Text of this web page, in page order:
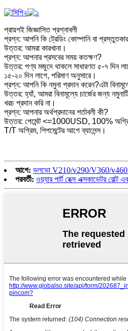
প্রায়শই জিজ্ঞাসিত প্রশ্নাবলী
প্রশ্ন: আপনি কি ট্রেডিং কোম্পানি বা
উত্তর: আমরা কারখানা।
প্রশ্ন: আপনার প্রসবের সময় কতক্ষণ?
উত্তর: পণ্য মজুদে থাকলে সাধারণত ৫-৭ দিন
১৫-২০ দিন লাগে, পরিমাণ অনুসারে।
প্রশ্ন: আপনি কি নমুনা প্রদান করেন?এটা
উত্তর: হ্যাঁ, আমরা বিনামূল্যে চার্জের জন্য
খরচ প্রদান করি না।
প্রশ্ন: আপনার অর্থপ্রদানের শর্তাবলী কী?
উত্তর: পেমেন্ট <=1000USD, 100%
T/T অগ্রিম, শিপমেন্টের আগে ব্যালেন্স।
আগে: ভলভো V210/v290/V360/v460
পরবর্তী: ওয়্যার পার্ট হেক্স এক্সকাভেটর